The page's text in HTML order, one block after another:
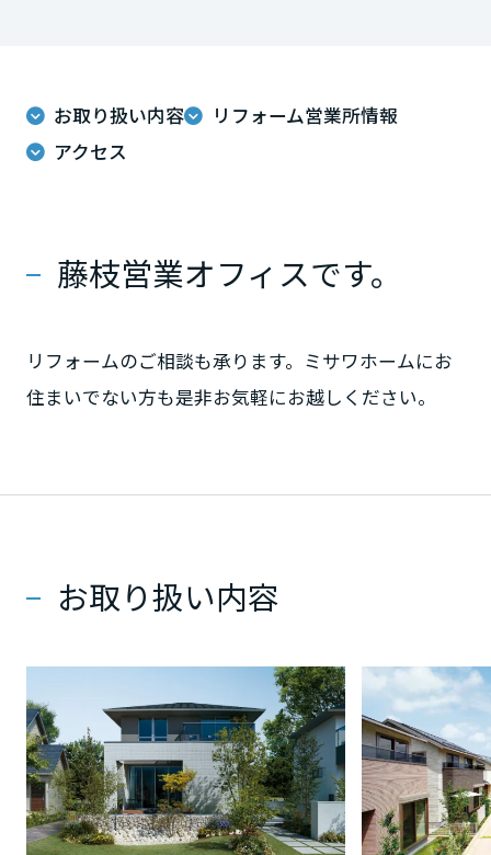
スムストック検索
分譲マンション検索
住まいの売却
これから住まいをご検討の方
これから土地活用・賃貸経営をご検討の方
ホームラウンジ 土地活用・賃貸経営
リフォーム営業所
実例動画や基礎知識、収納の工夫など、理想の住まいを叶えるリフォ
ームの具体策とアイデアを豊富にご用意しています。
事業用地・事業用建物
ミサワゼネラルソリューション
お客様センター
ミサワオーナーズクラブ
SDGs
中途採用
ウエルネス事業
海外事業
ミサワアイデンティティ
お取り扱い内容
リフォーム営業所情報
アクセス
藤枝営業オフィスです。
リフォームのご相談も承ります。ミサワホームにお
住まいでない方も是非お気軽にお越しください。
お取り扱い内容
福島県
茨城県
栃木県
千葉県
神奈川県
甲信越・北陸